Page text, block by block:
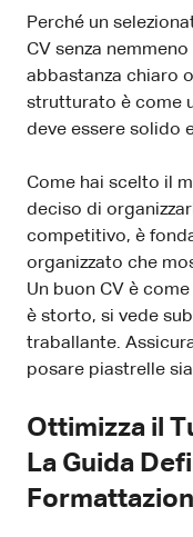
Perché un
CV senza
abbastanza chiaro
strutturato è come
deve essere solido
Come hai scelto il
deciso di
competitivo, è
organizzato che
Un buon CV è
è storto, si vede
traballante.
posare piastrelle
Ottimizza il
La Guida